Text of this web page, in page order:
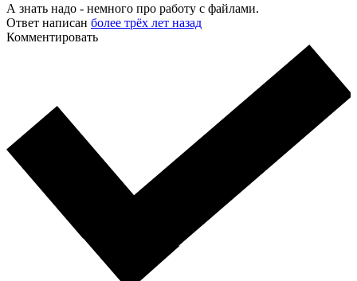
А знать надо - немного про работу с файлами.
Ответ написан более трёх лет назад
Комментировать